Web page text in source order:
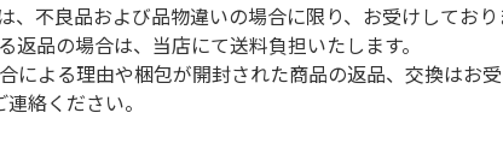
不良品および品物違いの場合に限り、お受けしてお
品の場合は、当店にて送料負担いたします。
よる理由や梱包が開封された商品の返品、交換はお受
絡ください。